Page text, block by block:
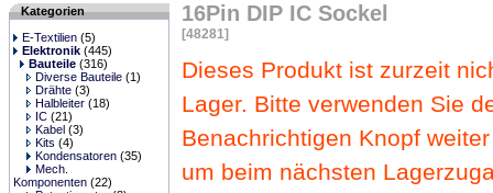
Kategorien
E-Textilien (5)
Elektronik (445)
Bauteile (316)
Diverse Bauteile (1)
Drähte (3)
Halbleiter (18)
IC (21)
Kabel (3)
Kits (4)
Kondensatoren (35)
Mech.
Komponenten (22)
16Pin DIP IC Sockel
[48281]
Dieses Produkt ist zurzeit
Lager. Bitte verwenden Sie
Benachrichtigen Knopf
um beim nächsten